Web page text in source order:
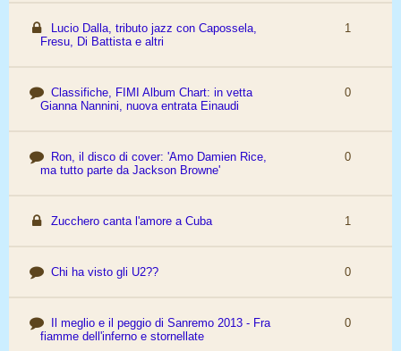
Lucio Dalla, tributo jazz con Capossela,
Fresu, Di Battista e altri
1
Classifiche, FIMI Album Chart: in vetta
Gianna Nannini, nuova entrata Einaudi
0
Ron, il disco di cover: 'Amo Damien Rice,
ma tutto parte da Jackson Browne'
0
Zucchero canta l'amore a Cuba 1
Chi ha visto gli U2?? 0
Il meglio e il peggio di Sanremo 2013 - Fra
fiamme dell'inferno e stornellate
0